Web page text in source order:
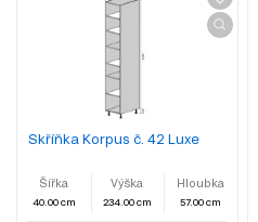
Skříňka Korpus č. 42 Luxe
Šířka
40.00 cm
Výška
234.00 cm
Hloubka
57.00 cm